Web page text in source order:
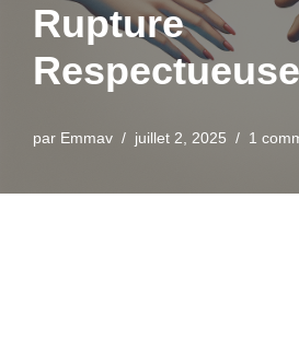
Rupture
Respectueuse
par Emmav juillet 2, 2025 1